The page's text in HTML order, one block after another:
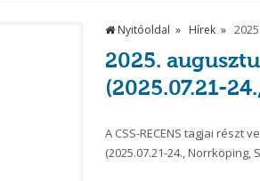
Nyitóoldal Hírek
2025.
(2025.07.21-
A CSS-RECENS tagjai részt
(2025.07.21-24., Norrköping,